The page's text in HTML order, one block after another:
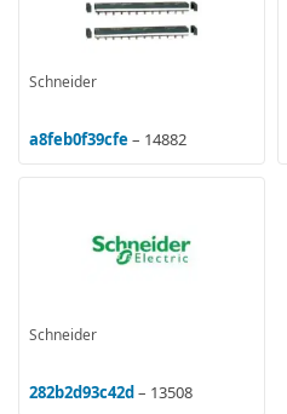
Schneider
a8feb0f39cfe– 14882
Schneider
282b2d93c42d– 13508